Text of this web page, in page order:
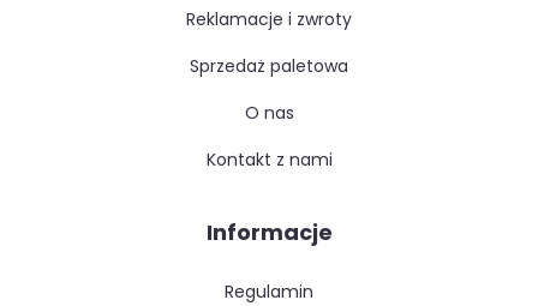
reklamacje i zwroty
sprzedaż paletowa
o nas
kontakt z nami
Informacje
regulamin